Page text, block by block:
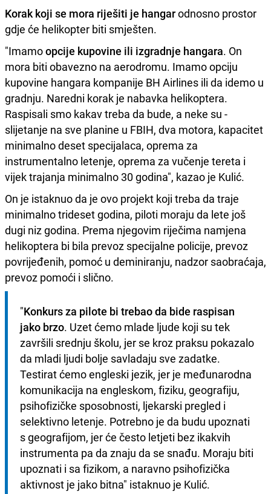
Korak koji se mora riješiti je hangarodnosno prostor
gdje će helikopter biti smješten.
"Imamoopcije kupovine ili izgradnje hangara. On
mora biti obavezno na aerodromu. Imamo opciju
kupovine hangara kompanije BH Airlines ili da idemo u
gradnju. Naredni korak je nabavka helikoptera.
Raspisali smo kakav treba da bude, a neke su -
slijetanje na sve planine u FBIH, dva motora, kapacitet
minimalno deset specijalaca, oprema za
instrumentalno letenje, oprema za vučenje tereta i
vijek trajanja minimalno 30 godina", kazao je Kulić.
On je istaknuo da je ovo projekt koji treba da traje
minimalno trideset godina, piloti moraju da lete još
dugi niz godina. Prema njegovim riječima namjena
helikoptera bi bila prevoz specijalne policije, prevoz
povrijeđenih, pomoć u deminiranju, nadzor saobraćaja,
prevoz pomoći i slično.
"Konkurs za pilote bi trebao da bide raspisan
jako brzo. Uzet ćemo mlade ljude koji su tek
završili srednju školu, jer se kroz praksu pokazalo
da mladi ljudi bolje savladaju sve zadatke.
Testirat ćemo engleski jezik, jer je međunarodna
komunikacija na engleskom, fiziku, geografiju,
psihofizičke sposobnosti, ljekarski pregled i
selektivno letenje. Potrebno je da budu upoznati
s geografijom, jer će često letjeti bez ikakvih
instrumenta pa da znaju da se snađu. Moraju biti
upoznati i sa fizikom, a naravno psihofizička
aktivnost je jako bitna" istaknuo je Kulić.